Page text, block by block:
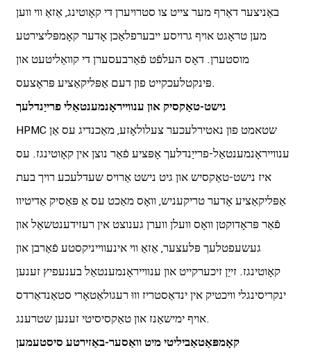
באַניצער דאַרף מער צייט צו סטרויערן די קאָוטינג, אַזאַ ווי ווען
מען טראָגט אויף גרויסע ייבערפלאַכן אָדער קאָמפּליצירטע
מוסטערן. דאָס העלפֿט פֿאַרבעסערן די קוואַליטעט און
פּינקטלעכקייט פון דעם אַפּליקאַציע פּראָצעס.
נישט-טאַקסיק און ענווייראָנמענטאַלי פרייַנדלעך
HPMC שטאמט פון נאטירלעכער צעלולאָזע, מאַכנדיג עס אַן
ענווייראָנמענטאַל-פרייַנדלעך אָפּציע פֿאַר נוצן אין קאָוטינגז. עס
איז נישט-טאַקסיש און גיט נישט אַרויס שעדלעכע רויך בעת
אַפּליקאַציע אָדער טריקעניש, וואָס מאַכט עס אַ פּאַסיק אַדיטיוו
פֿאַר פּראָדוקטן וואָס וועלן ווערן גענוצט אין רעזידענטשאַל און
געשעפטלעך פּלעצער, אַזאַ ווי אינעווייניקסטע פֿאַרבן און
קאָוטינגז. זייַן זיכערקייט און ענווייראָנמענטאַל בענעפיץ זענען
ינקריסינגלי וויכטיק אין ינדאַסטריז וווּ רעגולאַטאָרי סטאַנדאַרדס
אויף ימישאַנז און טאַקסיסיטי זענען שטרענג.
קאָמפּאַטאַביליטי מיט וואַסער-באַזירטע סיסטעמען